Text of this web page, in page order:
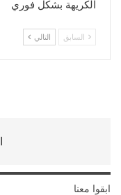
الكريهة بشكل فوري
السابق التالي
ابقوا معنا